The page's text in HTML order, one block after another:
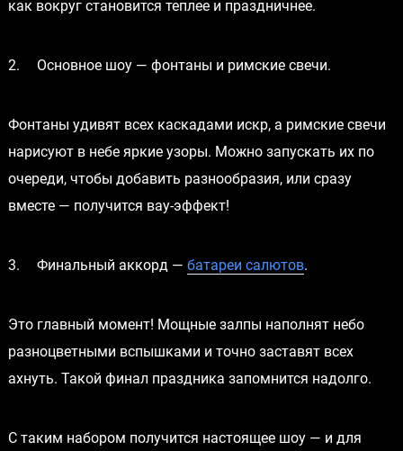
как вокруг становится теплее и праздничнее.
2. Основное шоу — фонтаны и римские свечи.
Фонтаны удивят всех каскадами искр, а римские свечи
нарисуют в небе яркие узоры. Можно запускать их по
очереди, чтобы добавить разнообразия, или сразу
вместе — получится вау-эффект!
3. Финальный аккорд — батареи салютов.
Это главный момент! Мощные залпы наполнят небо
разноцветными вспышками и точно заставят всех
ахнуть. Такой финал праздника запомнится надолго.
С таким набором получится настоящее шоу — и для